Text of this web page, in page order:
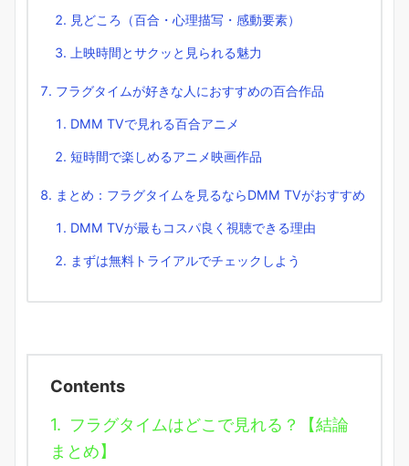
見どころ（百合・心理描写・感動要素）
上映時間とサクッと見られる魅力
フラグタイムが好きな人におすすめの百合作品
DMM TVで見れる百合アニメ
短時間で楽しめるアニメ映画作品
まとめ：フラグタイムを見るならDMM TVがおすすめ
DMM TVが最もコスパ良く視聴できる理由
まずは無料トライアルでチェックしよう
Contents
1. フラグタイムはどこで見れる？【結論
まとめ】